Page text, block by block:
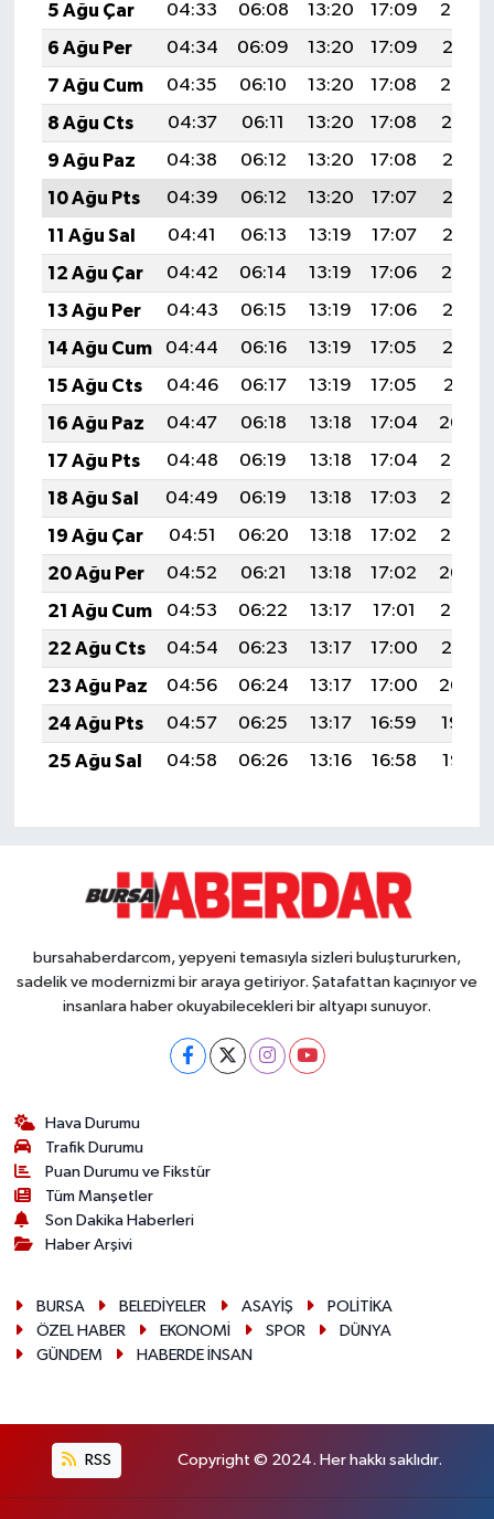
5 Ağu Çar
04:33 06:08 13:20 17:09
20:22
6 Ağu Per
04:34 06:09 13:20 17:09
20:21
7 Ağu Cum
04:35 06:10 13:20 17:08
20:20
8 Ağu Cts
04:37 06:11 13:20 17:08
20:19
9 Ağu Paz
04:38 06:12 13:20 17:08
20:18
10 Ağu Pts
04:39 06:12 13:20 17:07
20:17
11 Ağu Sal
04:41 06:13 13:19 17:07
20:16
12 Ağu Çar
04:42 06:14 13:19 17:06
20:14
13 Ağu Per
04:43 06:15 13:19 17:06
20:13
14 Ağu Cum
04:44 06:16 13:19 17:05
20:12
15 Ağu Cts
04:46 06:17 13:19 17:05
20:11
16 Ağu Paz
04:47 06:18 13:18 17:04
20:09
17 Ağu Pts
04:48 06:19 13:18 17:04
20:08
18 Ağu Sal
04:49 06:19 13:18 17:03
20:07
19 Ağu Çar
04:51 06:20 13:18 17:02
20:05
20 Ağu Per
04:52 06:21 13:18 17:02
20:04
21 Ağu Cum
04:53 06:22 13:17 17:01
20:03
22 Ağu Cts
04:54 06:23 13:17 17:00
20:01
23 Ağu Paz
04:56 06:24 13:17 17:00
20:00
24 Ağu Pts
04:57 06:25 13:17 16:59
19:59
25 Ağu Sal
04:58 06:26 13:16 16:58 19:57
bursahaberdarcom, yepyeni temasıyla sizleri buluştururken,
sadelik ve modernizmi bir araya getiriyor. Şatafattan kaçınıyor ve
insanlara haber okuyabilecekleri bir altyapı sunuyor.
Hava Durumu
Trafik Durumu
Puan Durumu ve Fikstür
Tüm Manşetler
Son Dakika Haberleri
Haber Arşivi
BURSA BELEDİYELER ASAYİŞ
POLİTİKA
ÖZEL HABER
EKONOMİ SPOR
DÜNYA
GÜNDEM
HABERDE İNSAN
RSS Copyright © 2024. Her hakkı saklıdır.